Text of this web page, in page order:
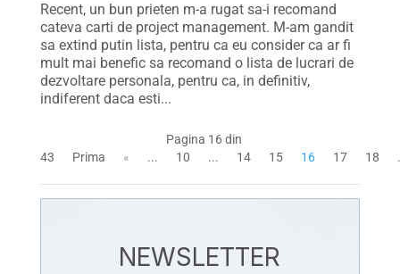
Recent, un bun prieten m-a rugat sa-i recomand
cateva carti de project management. M-am gandit
sa extind putin lista, pentru ca eu consider ca ar fi
mult mai benefic sa recomand o lista de lucrari de
dezvoltare personala, pentru ca, in definitiv,
indiferent daca esti...
Pagina 16 din
43
Prima « ... 10 ... 14 15 16 17 18
NEWSLETTER